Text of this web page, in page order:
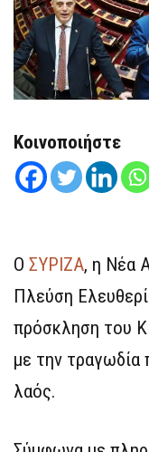
Κοινοποιήστε
Ο ΣΥΡΙΖΑ, η Νέα
Πλεύση
πρόσκληση του
με την τραγωδία
λαός.